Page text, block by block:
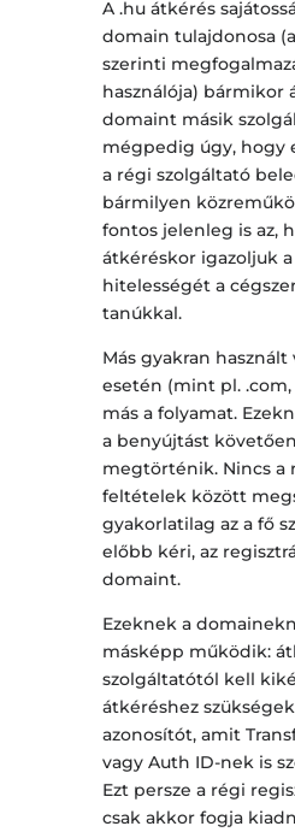
A .hu átkérés
domain tulajdonosa
szerinti
használója) bármikor
domaint másik
mégpedig úgy, hogy
a régi szolgáltató
bármilyen
fontos jelenleg is az,
átkéréskor igazoljuk
hitelességét a
tanúkkal.
Más gyakran használt
esetén (mint pl. .com,
más a folyamat.
a benyújtást
megtörténik. Nincs a
feltételek között
gyakorlatilag az a fő
előbb kéri, az
domaint.
Ezeknek a
másképp működik:
szolgáltatótól kell
átkéréshez
azonosítót, amit
vagy Auth ID-nek is
Ezt persze a régi
csak akkor fogja